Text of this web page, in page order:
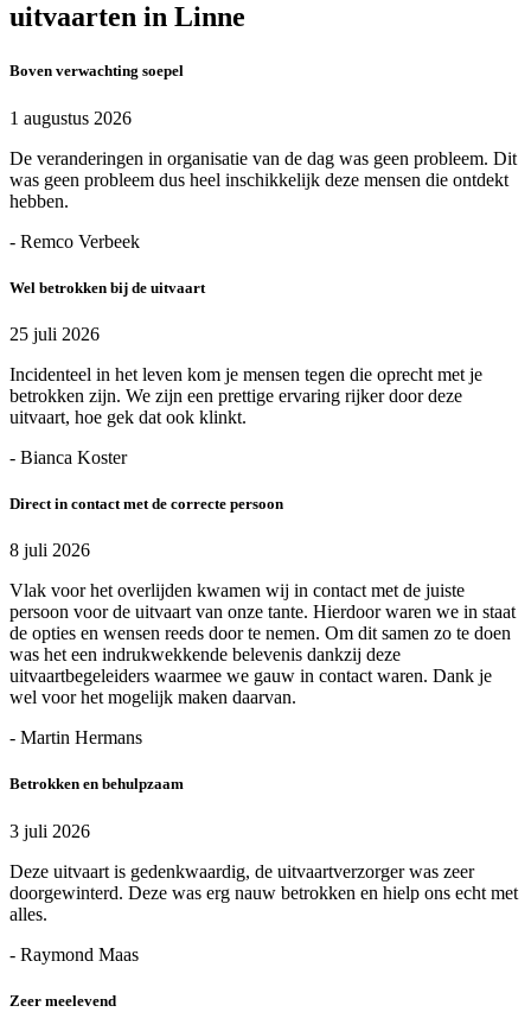
uitvaarten in Linne
Boven verwachting soepel
1 augustus 2026
De veranderingen in organisatie van de dag was geen probleem. Dit
was geen probleem dus heel inschikkelijk deze mensen die ontdekt
hebben.
- Remco Verbeek
Wel betrokken bij de uitvaart
25 juli 2026
Incidenteel in het leven kom je mensen tegen die oprecht met je
betrokken zijn. We zijn een prettige ervaring rijker door deze
uitvaart, hoe gek dat ook klinkt.
- Bianca Koster
Direct in contact met de correcte persoon
8 juli 2026
Vlak voor het overlijden kwamen wij in contact met de juiste
persoon voor de uitvaart van onze tante. Hierdoor waren we in staat
de opties en wensen reeds door te nemen. Om dit samen zo te doen
was het een indrukwekkende belevenis dankzij deze
uitvaartbegeleiders waarmee we gauw in contact waren. Dank je
wel voor het mogelijk maken daarvan.
- Martin Hermans
Betrokken en behulpzaam
3 juli 2026
Deze uitvaart is gedenkwaardig, de uitvaartverzorger was zeer
doorgewinterd. Deze was erg nauw betrokken en hielp ons echt met
alles.
- Raymond Maas
Zeer meelevend